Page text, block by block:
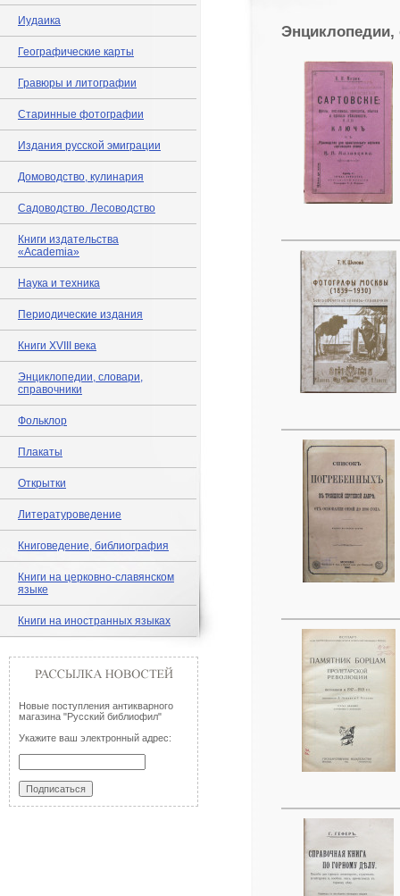
Иудаика
Географические карты
Гравюры и литографии
Старинные фотографии
Издания русской эмиграции
Домоводство, кулинария
Садоводство. Лесоводство
Книги издательства
«Academia»
Наука и техника
Периодические издания
Книги XVIII века
Энциклопедии, словари,
справочники
Фольклор
Плакаты
Открытки
Литературоведение
Книговедение, библиография
Книги на церковно-славянском
языке
Книги на иностранных языках
Новые поступления антикварного
магазина "Русский библиофил"
Укажите ваш электронный адрес:
Энциклопедии,